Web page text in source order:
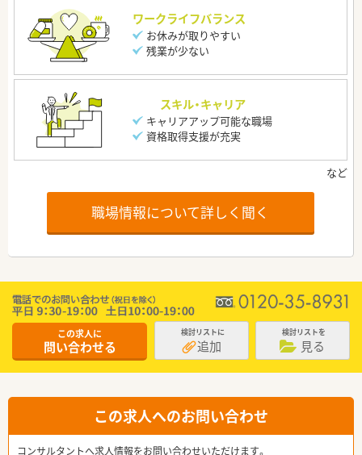
ワークライフバランス
お休みが取りやすい
残業が少ない
スキル・キャリア
キャリアアップ可能な職場
資格取得支援が充実
職場情報について詳しく聞く
この求人に
問い合わせる
検討リストに
追加
検討リストを
見る
この求人へのお問い合わせ
コンサルタントへ求人情報をお問い合わせいただけます。